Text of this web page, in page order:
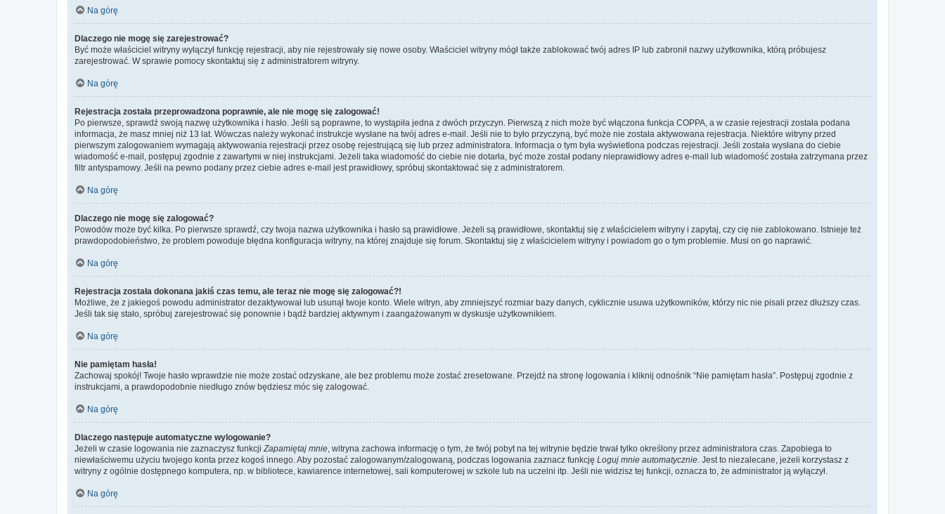
Na górę
Dlaczego nie mogę się zarejestrować?
Być może właściciel witryny wyłączył funkcję rejestracji, aby nie rejestrowały się nowe osoby. Właściciel witryny mógł także zablokować twój adres IP lub zabronił nazwy użytkownika, którą próbujesz
zarejestrować. W sprawie pomocy skontaktuj się z administratorem witryny.
Na górę
Rejestracja została przeprowadzona poprawnie, ale nie mogę się zalogować!
Po pierwsze, sprawdź swoją nazwę użytkownika i hasło. Jeśli są poprawne, to wystąpiła jedna z dwóch przyczyn. Pierwszą z nich może być włączona funkcja COPPA, a w czasie rejestracji została podana
informacja, że masz mniej niż 13 lat. Wówczas należy wykonać instrukcje wysłane na twój adres e-mail. Jeśli nie to było przyczyną, być może nie została aktywowana rejestracja. Niektóre witryny przed
pierwszym zalogowaniem wymagają aktywowania rejestracji przez osobę rejestrującą się lub przez administratora. Informacja o tym była wyświetlona podczas rejestracji. Jeśli została wysłana do ciebie
wiadomość e-mail, postępuj zgodnie z zawartymi w niej instrukcjami. Jeżeli taka wiadomość do ciebie nie dotarła, być może został podany nieprawidłowy adres e-mail lub wiadomość została zatrzymana przez
filtr antyspamowy. Jeśli na pewno podany przez ciebie adres e-mail jest prawidłowy, spróbuj skontaktować się z administratorem.
Na górę
Dlaczego nie mogę się zalogować?
Powodów może być kilka. Po pierwsze sprawdź, czy twoja nazwa użytkownika i hasło są prawidłowe. Jeżeli są prawidłowe, skontaktuj się z właścicielem witryny i zapytaj, czy cię nie zablokowano. Istnieje też
prawdopodobieństwo, że problem powoduje błędna konfiguracja witryny, na której znajduje się forum. Skontaktuj się z właścicielem witryny i powiadom go o tym problemie. Musi on go naprawić.
Na górę
Rejestracja została dokonana jakiś czas temu, ale teraz nie mogę się zalogować?!
Możliwe, że z jakiegoś powodu administrator dezaktywował lub usunął twoje konto. Wiele witryn, aby zmniejszyć rozmiar bazy danych, cyklicznie usuwa użytkowników, którzy nic nie pisali przez dłuższy czas.
Jeśli tak się stało, spróbuj zarejestrować się ponownie i bądź bardziej aktywnym i zaangażowanym w dyskusje użytkownikiem.
Na górę
Nie pamiętam hasła!
Zachowaj spokój! Twoje hasło wprawdzie nie może zostać odzyskane, ale bez problemu może zostać zresetowane. Przejdź na stronę logowania i kliknij odnośnik “Nie pamiętam hasła”. Postępuj zgodnie z
instrukcjami, a prawdopodobnie niedługo znów będziesz móc się zalogować.
Na górę
Dlaczego następuje automatyczne wylogowanie?
Jeżeli w czasie logowania nie zaznaczysz funkcji Zapamiętaj mnie , witryna zachowa informację o tym, że twój pobyt na tej witrynie będzie trwał tylko określony przez administratora czas. Zapobiega to
niewłaściwemu użyciu twojego konta przez kogoś innego. Aby pozostać zalogowanym/zalogowaną, podczas logowania zaznacz funkcję Loguj mnie automatycznie . Jest to niezalecane, jeżeli korzystasz z
witryny z ogólnie dostępnego komputera, np. w bibliotece, kawiarence internetowej, sali komputerowej w szkole lub na uczelni itp. Jeśli nie widzisz tej funkcji, oznacza to, że administrator ją wyłączył.
Na górę